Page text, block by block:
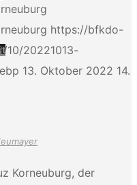
https://bfkdo-
10/20221013-
13. Oktober 2022 14.
Korneuburg, der